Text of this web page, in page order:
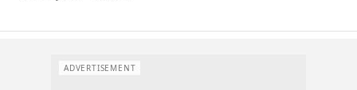
ADVERTISEMENT